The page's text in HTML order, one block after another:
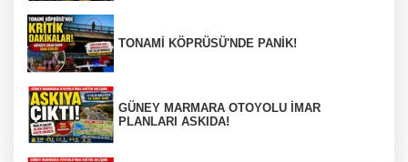
TONAMİ KÖPRÜSÜ'NDE PANİK!
GÜNEY MARMARA OTOYOLU İMAR
PLANLARI ASKIDA!